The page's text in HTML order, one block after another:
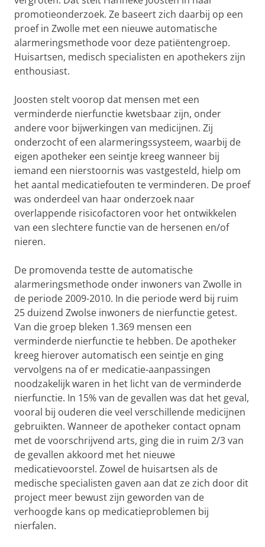
promotieonderzoek. Ze baseert zich daarbij op een
proef in Zwolle met een nieuwe automatische
alarmeringsmethode voor deze patiëntengroep.
Huisartsen, medisch specialisten en apothekers zijn
enthousiast.
Joosten stelt voorop dat mensen met een
verminderde nierfunctie kwetsbaar zijn, onder
andere voor bijwerkingen van medicijnen. Zij
onderzocht of een alarmeringssysteem, waarbij de
eigen apotheker een seintje kreeg wanneer bij
iemand een nierstoornis was vastgesteld, hielp om
het aantal medicatiefouten te verminderen. De proef
was onderdeel van haar onderzoek naar
overlappende risicofactoren voor het ontwikkelen
van een slechtere functie van de hersenen en/of
nieren.
De promovenda testte de automatische
alarmeringsmethode onder inwoners van Zwolle in
de periode 2009-2010. In die periode werd bij ruim
25 duizend Zwolse inwoners de nierfunctie getest.
Van die groep bleken 1.369 mensen een
verminderde nierfunctie te hebben. De apotheker
kreeg hierover automatisch een seintje en ging
vervolgens na of er medicatie-aanpassingen
noodzakelijk waren in het licht van de verminderde
nierfunctie. In 15% van de gevallen was dat het geval,
vooral bij ouderen die veel verschillende medicijnen
gebruikten. Wanneer de apotheker contact opnam
met de voorschrijvend arts, ging die in ruim 2/3 van
de gevallen akkoord met het nieuwe
medicatievoorstel. Zowel de huisartsen als de
medische specialisten gaven aan dat ze zich door dit
project meer bewust zijn geworden van de
verhoogde kans op medicatieproblemen bij
nierfalen.